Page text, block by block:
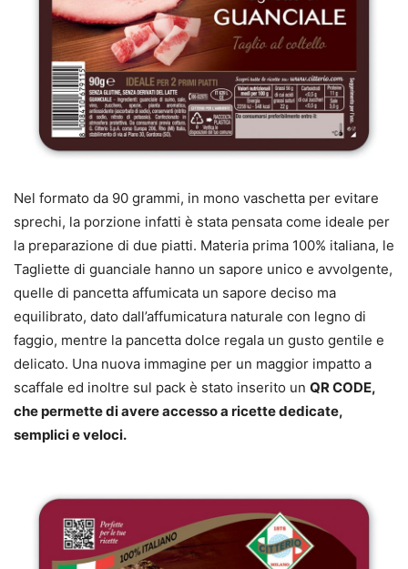
Nel formato da 90 grammi, in mono vaschetta per evitare
sprechi, la porzione infatti è stata pensata come ideale per
la preparazione di due piatti. Materia prima 100% italiana, le
Tagliette di guanciale hanno un sapore unico e avvolgente,
quelle di pancetta affumicata un sapore deciso ma
equilibrato, dato dall’affumicatura naturale con legno di
faggio, mentre la pancetta dolce regala un gusto gentile e
delicato. Una nuova immagine per un maggior impatto a
scaffale ed inoltre sul pack è stato inserito un QR CODE,
che permette di avere accesso a ricette dedicate,
semplici e veloci.